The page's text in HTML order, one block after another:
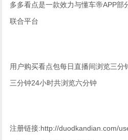
多多看点是一款效力与懂车帝APP部
联合平台
用户购买看点包每日直播间浏览三
三分钟24小时共浏览六分钟
注册链接:http://duodkandian.com/